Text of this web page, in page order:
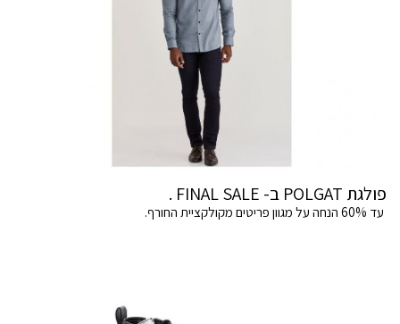
פולגת POLGAT ב- FINAL SALE .
עד 60% הנחה על מגוון פריטים מקולקציית החורף.